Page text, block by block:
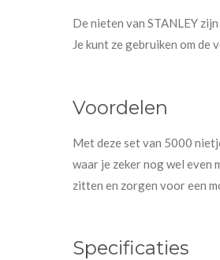
De nieten van STANLEY
Je kunt ze gebruiken om
Voordelen
Met deze set van 5000
waar je zeker nog wel even
zitten en zorgen voor een
Specificaties